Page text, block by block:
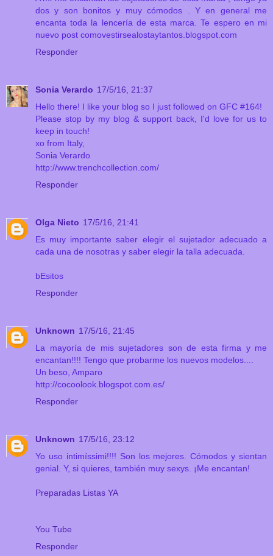
dos y son bonitos y muy cómodos . Y en general me
encanta toda la lencería de esta marca. Te espero en mi
nuevo post comovestirsealostaytantos.blogspot.com
Responder
Sonia Verardo 17/5/16, 21:37
Hello there! I like your blog so I just followed on GFC #164!
Please stop by my blog & support back, I'd love for us to
keep in touch!
xo from Italy,
Sonia Verardo
http://www.trenchcollection.com/
Responder
Olga Nieto 17/5/16, 21:41
Es muy importante saber elegir el sujetador adecuado a
cada una de nosotras y saber elegir la talla adecuada.
bEsitos
Responder
Unknown 17/5/16, 21:45
La mayoría de mis sujetadores son de esta firma y me
encantan!!!! Tengo que probarme los nuevos modelos....
Un beso, Amparo
http://cocoolook.blogspot.com.es/
Responder
Unknown 17/5/16, 23:12
Yo uso intimíssimi!!!! Son los mejores. Cómodos y sientan
genial. Y, si quieres, también muy sexys. ¡Me encantan!
Preparadas Listas YA
You Tube
Responder